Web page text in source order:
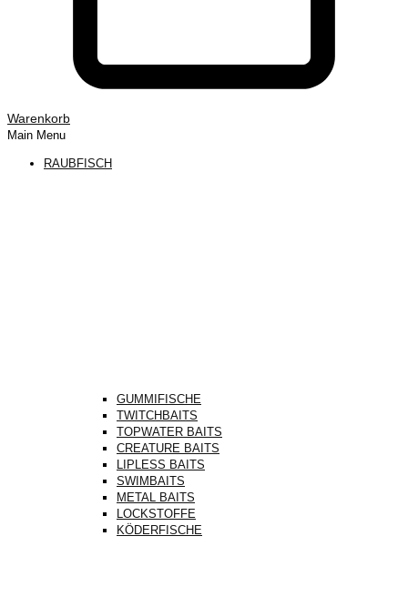
Warenkorb
Main Menu
RAUBFISCH
GUMMIFISCHE
TWITCHBAITS
TOPWATER BAITS
CREATURE BAITS
LIPLESS BAITS
SWIMBAITS
METAL BAITS
LOCKSTOFFE
KÖDERFISCHE